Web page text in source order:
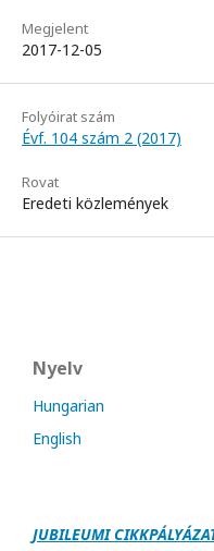
Megjelent
2017-12-05
Folyóirat szám
Évf. 104 szám 2 (2017)
Rovat
Eredeti közlemények
Nyelv
Hungarian
English
JUBILEUMI CIKKPÁLYÁ